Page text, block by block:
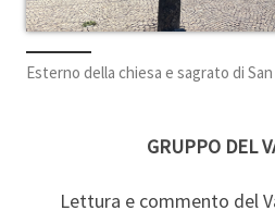
Esterno della chiesa e sagrato di
GRUPPO DEL
Lettura e commento del